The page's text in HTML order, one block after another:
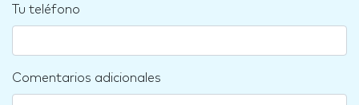
Tu teléfono
Comentarios adicionales